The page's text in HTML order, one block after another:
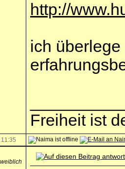
http://
ich
Freiheit ist
11:35